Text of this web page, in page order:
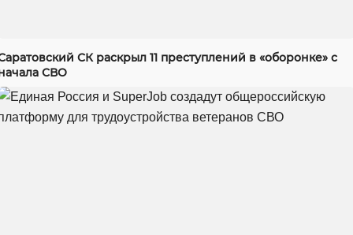
СК раскрыл 11 преступлений в «оборонке» с
СВО